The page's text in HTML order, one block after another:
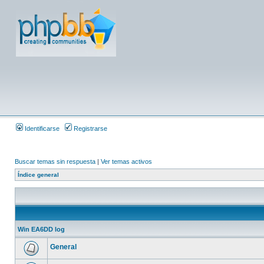
Identificarse Registrarse
Buscar temas sin respuesta | Ver temas activos
Índice general
Win EA6DD log
General